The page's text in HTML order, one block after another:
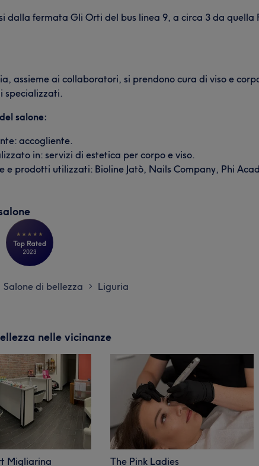
dalla fermata Gli Orti del bus linea 9, a circa 3 da quella
assieme ai collaboratori, si prendono cura di viso e
specializzati.
salone:
accogliente.
in: servizi di estetica per corpo e viso.
e prodotti utilizzati: Bioline Jatò, Nails Company, Phi
Salone di bellezza > Liguria
nelle vicinanze
Migliarina The Pink Ladies